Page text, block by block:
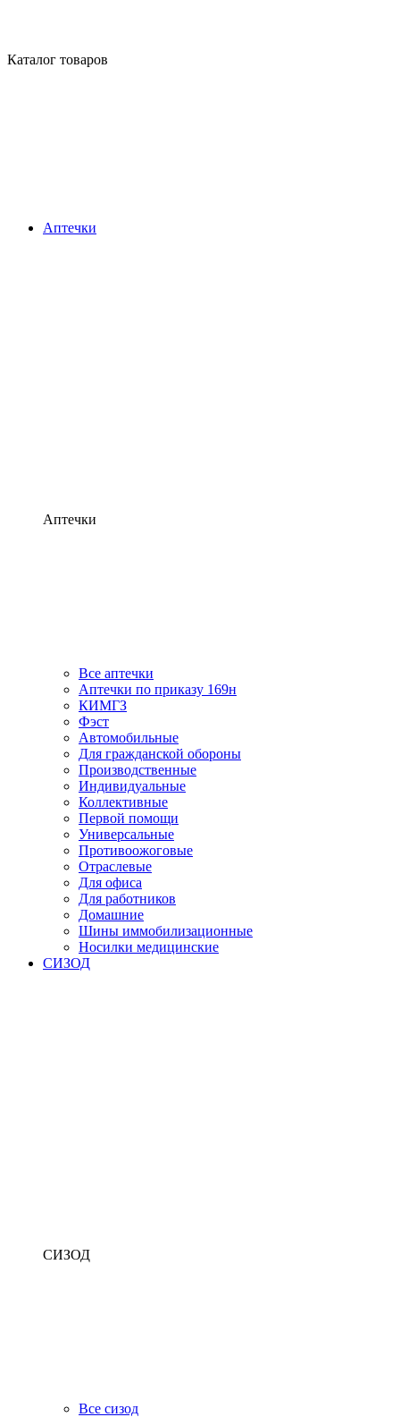
Каталог товаров
Аптечки
Аптечки
Все аптечки
Аптечки по приказу 169н
КИМГЗ
Фэст
Автомобильные
Для гражданской обороны
Производственные
Индивидуальные
Коллективные
Первой помощи
Универсальные
Противоожоговые
Отраслевые
Для офиса
Для работников
Домашние
Шины иммобилизационные
Носилки медицинские
СИЗОД
СИЗОД
Все сизод